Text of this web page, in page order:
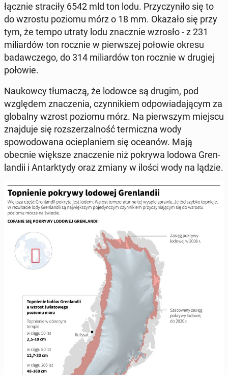
łącznie straciły 6542 mld ton lodu. Przy­czyniło się to
do wzrostu poziomu mórz o 18 mm. Okazało się przy
tym, że tempo utraty lodu znacznie wzrosło - z 231
mil­iardów ton rocznie w pier­wszej połowie okresu
badaw­czego, do 314 mil­iardów ton rocznie w drugiej
połowie.
Naukow­cy tłu­maczą, że lodowce są drugim, pod
wzglę­dem znaczenia, czyn­nikiem odpowiada­ją­cym za
glob­al­ny wzrost poziomu mórz. Na pier­wszym miejscu
zna­j­du­je się rozsz­erzal­ność ter­micz­na wody
spowodowana ocieplaniem się oceanów. Mają
obecnie większe znacze­nie niż pokrywa lodowa Gren­
landii i An­tark­ty­dy oraz zmiany w ilości wody na lądzie.